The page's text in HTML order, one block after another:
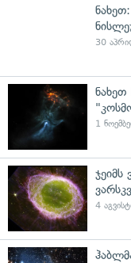
30
1
ჯეიმს
4